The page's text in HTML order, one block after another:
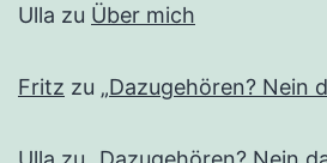
Ulla zu Über mich
Fritz zu „Dazugehören? Nein